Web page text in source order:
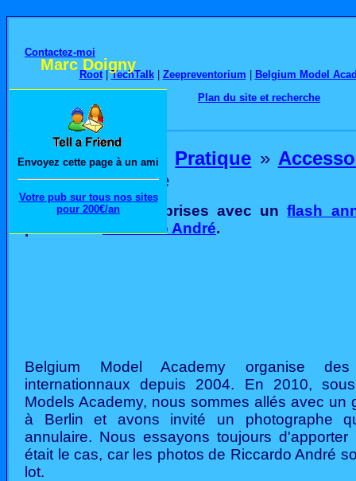
Contactez-moi
Root|TechTalk| Zeepreventorium
Belgium Model
Plan du site et recherche
Marc Doigny
Envoyez cette page à un ami
Votre pub sur tous nos sites
pour 200€/an
Photographie» Pratique »
» Riccardo André
Quelques photos prises avec unflash
Riccardo André.
Belgium Model Academy organise
internationnaux depuis 2004. En 2010,
Models Academy, nous sommes allés avec un
à Berlin et avons invité un photographe
annulaire. Nous essayons toujours
était le cas, car les photos de Riccardo André
lot.